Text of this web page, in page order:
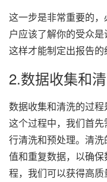
这一步是非常重要的
户应该了解你的受众是
这样才能制定出报告的
2.数据收集和
数据收集和清洗的过
这个过程中，我们首
行清洗和预处理。清
值和重复数据，以确
程，我们可以获得高